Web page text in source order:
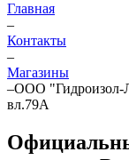
Главная
–
Контакты
–
Магазины
–ООО "Гидроизол-
вл.79А